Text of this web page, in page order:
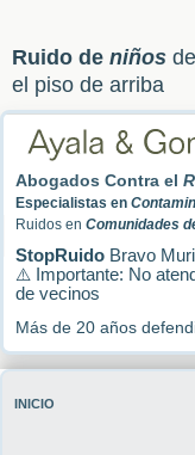
Ruido de niños
el piso de arriba
Abogados Contra el
Especialistas en
Ruidos en Comunidades
StopRuido Bravo
⚠️ Importante: No
de vecinos
Más de 20 años
INICIO